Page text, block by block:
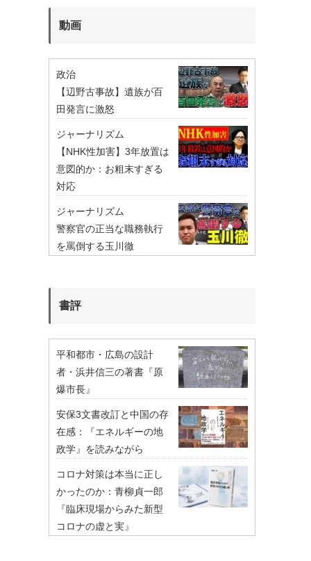
動画
政治
【辺野古事故】遺族が百
田発言に激怒
ジャーナリズム
【NHK性加害】3年放置は
意図的か：お粗末すぎる
対応
ジャーナリズム
警察官の正当な職務執行
を罵倒する玉川徹
書評
平和都市・広島の設計
者・浜井信三の著書『原
爆市長』
安保3文書改訂と中国の存
在感：『エネルギーの地
政学』を読みながら
コロナ対策は本当に正し
かったのか：青柳貞一郎
『臨床現場からみた新型
コロナの虚と実』